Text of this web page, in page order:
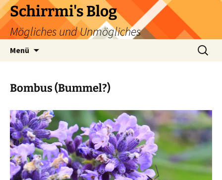
Zum
Inhalt
springen
Schirrmi's Blog
Mögliches und Unmögliches
Menü
Suchen
nach:
Bombus (Bummel?)